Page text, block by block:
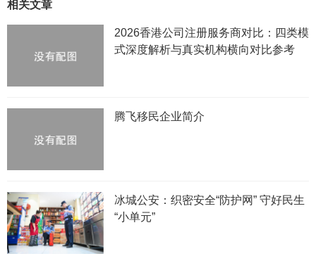
相关文章
2026香港公司注册服务商对比：四类模
式深度解析与真实机构横向对比参考
腾飞移民企业简介
冰城公安：织密安全“防护网” 守好民生
“小单元”